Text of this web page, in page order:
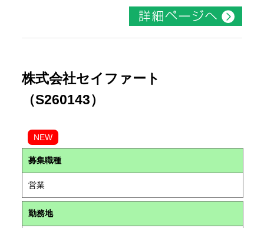
株式会社セイファート
（S260143）
NEW
募集職種
営業
勤務地